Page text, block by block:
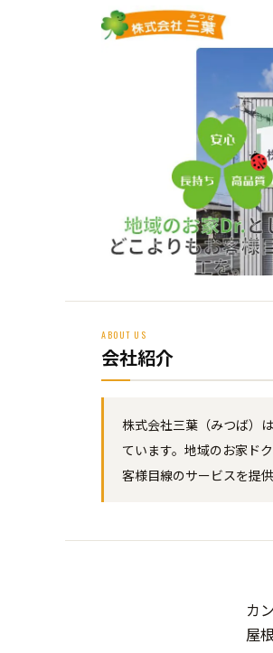
ABOUT US
会社紹介
株式会社三葉（みつば）
ています。地域のお家ド
客様目線のサービスを提
カ
屋根